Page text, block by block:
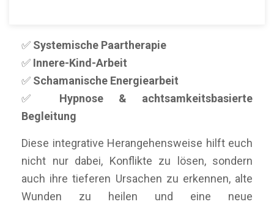
✅ Systemische Paartherapie
✅ Innere-Kind-Arbeit
✅ Schamanische Energiearbeit
✅ Hypnose & achtsamkeitsbasierte
Begleitung
Diese integrative Herangehensweise hilft euch
nicht nur dabei, Konflikte zu lösen, sondern
auch ihre tieferen Ursachen zu erkennen, alte
Wunden zu heilen und eine neue